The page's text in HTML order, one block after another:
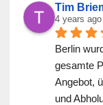
Tim
4 years ago
Berlin
gesamte
Angebot,
und